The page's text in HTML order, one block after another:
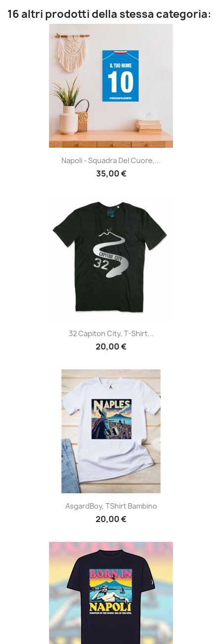
16 altri prodotti della stessa categoria:
Napoli - Squadra Del Cuore,...
35,00 €
32 Capiton City, T-Shirt...
20,00 €
AsgardBoy, TShirt Bambino
20,00 €